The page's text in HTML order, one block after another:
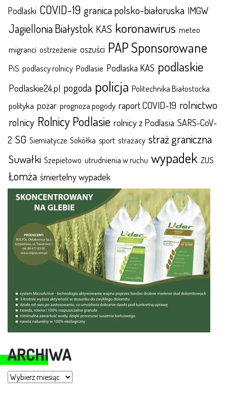
Podlaski COVID-19 granica polsko-białoruska IMGW
Jagiellonia Białystok KAS koronawirus meteo
migranci ostrzeżenie oszuści PAP Sponsorowane
PiS podlascy rolnicy Podlasie Podlaska KAS podlaskie
Podlaskie24.pl pogoda policja Politechnika Białostocka
polityka pożar prognoza pogody raport COVID-19 rolnictwo
rolnicy Rolnicy Podlasie rolnicy z Podlasia SARS-CoV-
2 SG Siemiatycze Sokółka sport strażacy straż graniczna
Suwałki Szepietowo utrudnienia w ruchu wypadek ZUS
Łomża śmiertelny wypadek
ARCHIWA
Archiwa